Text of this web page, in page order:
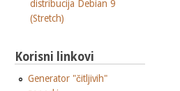
distribucija Debian 9
(Stretch)
Korisni linkovi
Generator "čitljivih"